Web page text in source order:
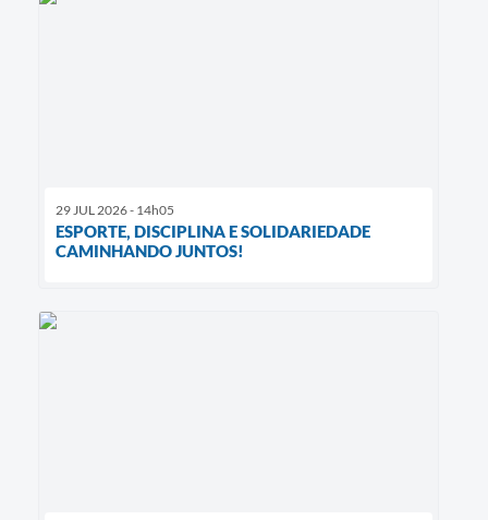
29 JUL 2026 - 14h05
ESPORTE, DISCIPLINA E SOLIDARIEDADE
CAMINHANDO JUNTOS!